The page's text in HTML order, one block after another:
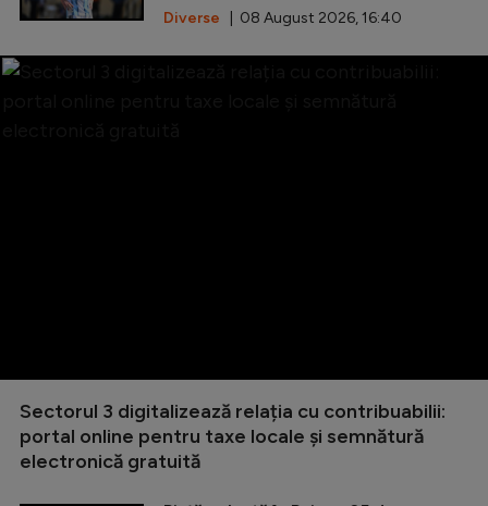
Diverse | 08 August 2026, 16:40
Sectorul 3 digitalizează relația cu contribuabilii:
portal online pentru taxe locale și semnătură
electronică gratuită